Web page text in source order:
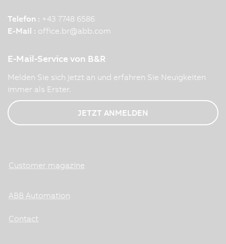
Telefon : +43 7748 6586
E-Mail : office.br@abb.com
E-Mail-Service von B&R
Melden Sie sich jetzt an und erfahren Sie Neuigkeiten
immer als Erster.
JETZT ANMELDEN
Customer magazine
ABB Automation
Contact